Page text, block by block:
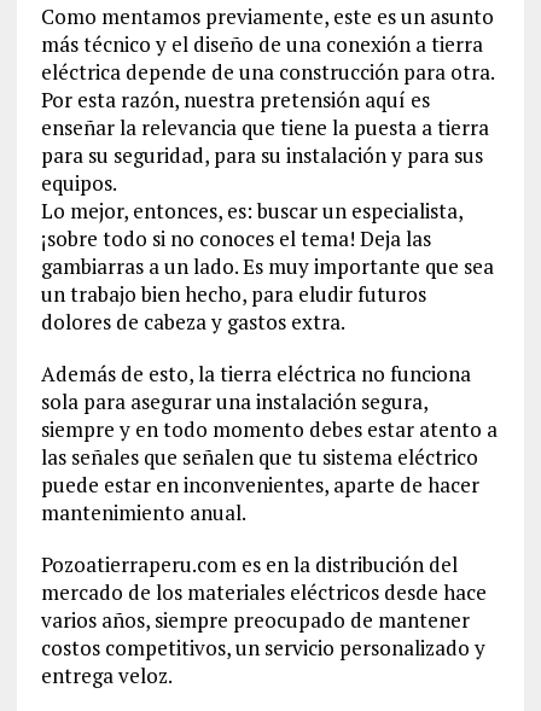
Como mentamos previamente, este es un asunto
más técnico y el diseño de una conexión a tierra
eléctrica depende de una construcción para otra.
Por esta razón, nuestra pretensión aquí es
enseñar la relevancia que tiene la puesta a tierra
para su seguridad, para su instalación y para sus
equipos.
Lo mejor, entonces, es: buscar un especialista,
¡sobre todo si no conoces el tema! Deja las
gambiarras a un lado. Es muy importante que sea
un trabajo bien hecho, para eludir futuros
dolores de cabeza y gastos extra.
Además de esto, la tierra eléctrica no funciona
sola para asegurar una instalación segura,
siempre y en todo momento debes estar atento a
las señales que señalen que tu sistema eléctrico
puede estar en inconvenientes, aparte de hacer
mantenimiento anual.
Pozoatierraperu.com es en la distribución del
mercado de los materiales eléctricos desde hace
varios años, siempre preocupado de mantener
costos competitivos, un servicio personalizado y
entrega veloz.